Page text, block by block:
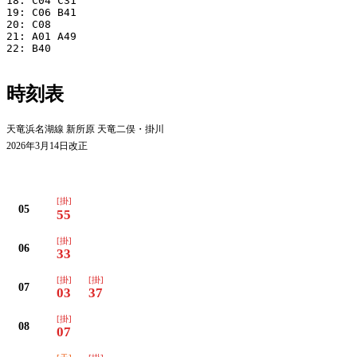
19: C06 B41
20: C08
21: A01 A49
22: B40
時刻表
天竜浜名湖線 新所原 天竜二俣・掛川
2026年3月14日改正
05
[掛]
55
06
[掛]
33
07
[掛]
03
[掛]
37
08
[掛]
07